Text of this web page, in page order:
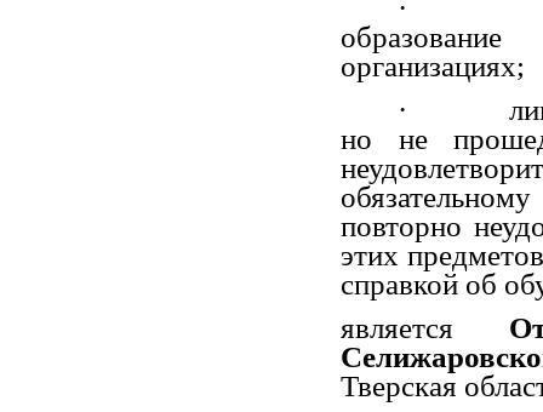
·
организациях;
·
но не
повторно
этих
справкой об
является
Тверская